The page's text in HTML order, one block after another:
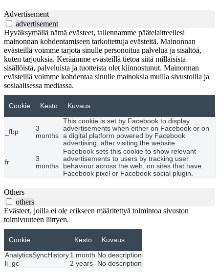
Advertisement
advertisement
Hyväksymällä nämä evästeet, tallennamme päätelaitteellesi
mainonnan kohdentamiseen tarkoitettuja evästeitä. Mainonnan
evästeillä voimme tarjota sinulle personoitua palvelua ja sisältöä,
kuten tarjouksia. Keräämme evästeillä tietoa siitä millaisista
sisällöistä, palveluista ja tuotteista olet kiinnostunut. Mainonnan
evästeillä voimme kohdentaa sinulle mainoksia muilla sivustoilla ja
sosiaalisessa mediassa.
Cookie Kesto Kuvaus
_fbp
3
months
This cookie is set by Facebook to display
advertisements when either on Facebook or on
a digital platform powered by Facebook
advertising, after visiting the website.
fr
3
months
Facebook sets this cookie to show relevant
advertisements to users by tracking user
behaviour across the web, on sites that have
Facebook pixel or Facebook social plugin.
Others
others
Evästeet, joilla ei ole erikseen määritettyä toimintoa sivuston
toimivuuteen liittyen.
Cookie Kesto Kuvaus
AnalyticsSyncHistory 1 month No description
li_gc
2 years No description